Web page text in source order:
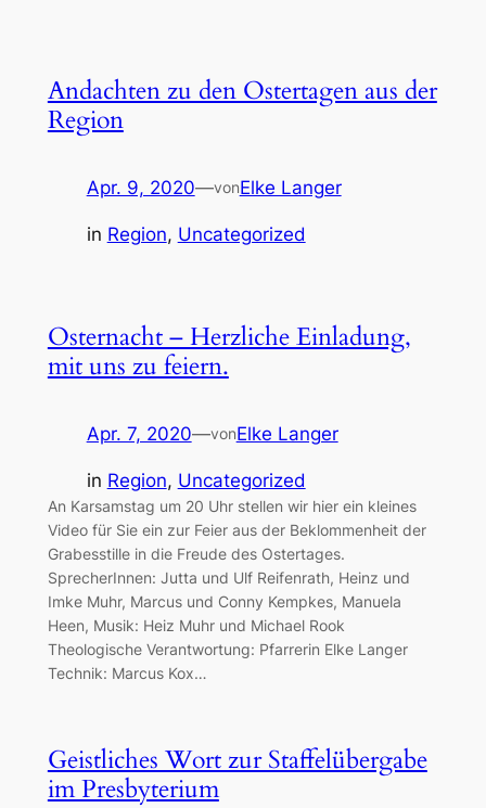
Andachten zu den Ostertagen aus der
Region
Apr. 9, 2020—vonElke Langer
in Region, Uncategorized
Osternacht – Herzliche Einladung,
mit uns zu feiern.
Apr. 7, 2020—vonElke Langer
in Region, Uncategorized
An Karsamstag um 20 Uhr stellen wir hier ein kleines
Video für Sie ein zur Feier aus der Beklommenheit der
Grabesstille in die Freude des Ostertages.
SprecherInnen: Jutta und Ulf Reifenrath, Heinz und
Imke Muhr, Marcus und Conny Kempkes, Manuela
Heen, Musik: Heiz Muhr und Michael Rook
Theologische Verantwortung: Pfarrerin Elke Langer
Technik: Marcus Kox…
Geistliches Wort zur Staffelübergabe
im Presbyterium